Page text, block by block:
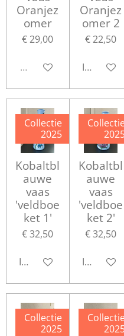
Oranjez
omer
€ 29,00
Uitverkocht
Oranjez
omer 2
€ 22,50
In
Collectie
2025
Kobaltbl
auwe
vaas
'veldboe
ket 1'
€ 32,50
In winkelwagen
Kobaltbl
auwe
vaas
'veldboe
ket 2'
€ 32,50
In
Collectie
2025